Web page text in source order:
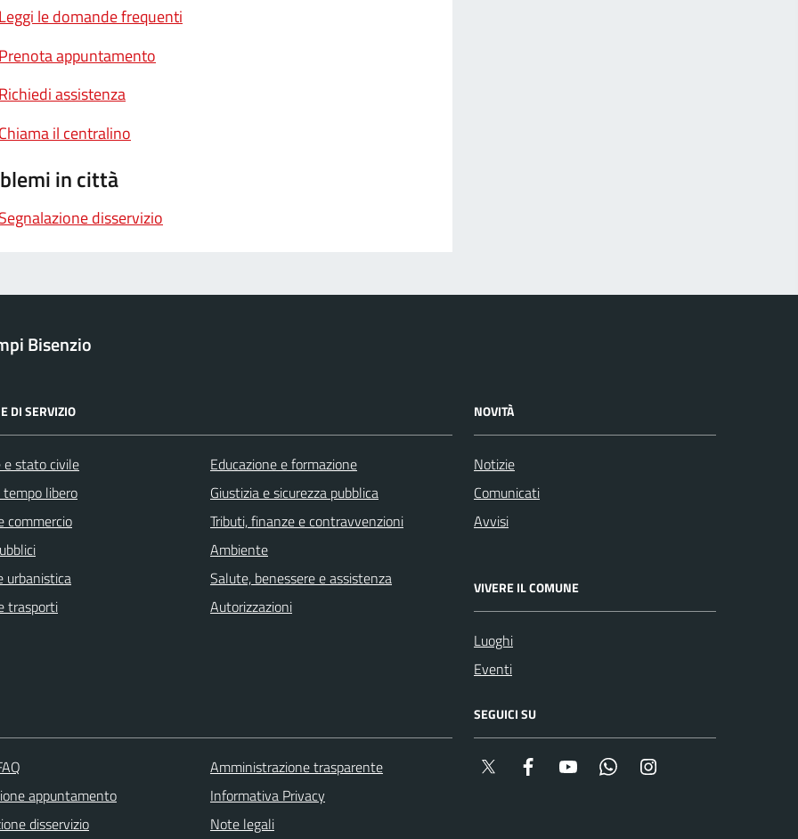
le domande frequenti
appuntamento
assistenza
il centralino
in città
disservizio
Bisenzio
DI SERVIZIO
e stato civile
libero
commercio
urbanistica
trasporti
Educazione e formazione
Giustizia e sicurezza pubblica
Tributi, finanze e contravvenzioni
Ambiente
Salute, benessere e assistenza
Autorizzazioni
NOVITÀ
Notizie
Comunicati
Avvisi
VIVERE IL COMUNE
Luoghi
Eventi
appuntamento
disservizio
Amministrazione trasparente
Informativa Privacy
Note legali
SEGUICI SU
Twitter Facebook YouTube Whatsapp